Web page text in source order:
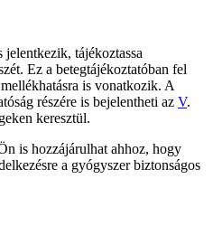
tájékoztassa
Ez a betegtájékoztatóban fel
is vonatkozik. A
részére is bejelentheti az V.
keresztül.
is hozzájárulhat ahhoz, hogy
a gyógyszer biztonságos